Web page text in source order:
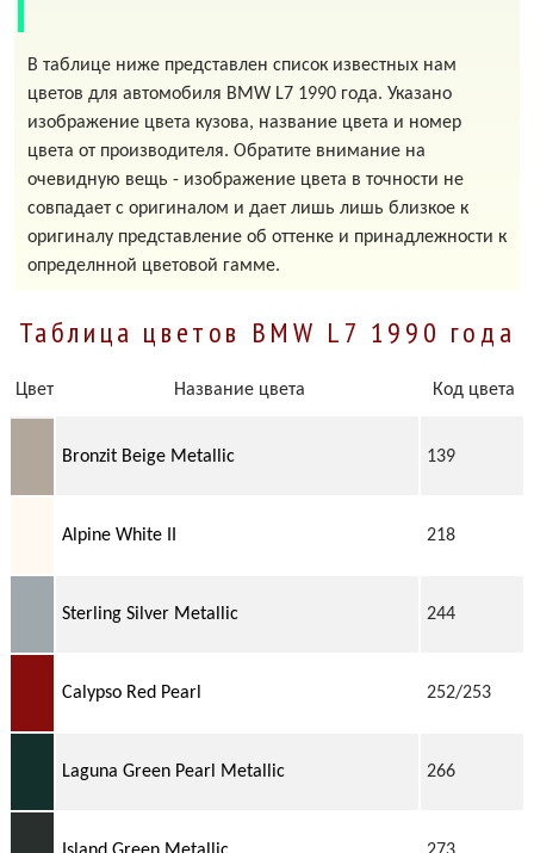
В таблице ниже представлен список известных нам
цветов для автомобиля BMW L7 1990 года. Указано
изображение цвета кузова, название цвета и номер
цвета от производителя. Обратите внимание на
очевидную вещь - изображение цвета в точности не
совпадает с оригиналом и дает лишь лишь близкое к
оригиналу представление об оттенке и принадлежности к
определнной цветовой гамме.
Таблица цветов BMW L7 1990 года
Цвет Название цвета Код цвета
Bronzit Beige Metallic 139
Alpine White II 218
Sterling Silver Metallic 244
Calypso Red Pearl 252/253
Laguna Green Pearl Metallic 266